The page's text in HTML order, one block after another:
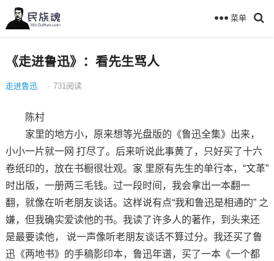
菜单
《走进鲁迅》：看先生骂人
走进鲁迅 · 731 阅读
陈村
家里的地方小，原来想等光盘版的《鲁迅全集》出来，
小小一片就一网 打尽了。后来听说此事黄了，只好买了十六
卷纸印的，放在书橱很壮观。家 里原有先生的单行本，“文革”
时出版，一册两三毛钱。过一段时间，我会拿出一本翻一
翻，就像在听老朋友谈话。这样说有点“我和鲁迅是相通的” 之
嫌，但我确实爱读他的书。我读了许多人的著作，到头来还
是最要读他， 说一声像听老朋友谈话不算过分。我还买了鲁
迅《两地书》的手稿影印本，鲁迅年谱，买了一本《一个都